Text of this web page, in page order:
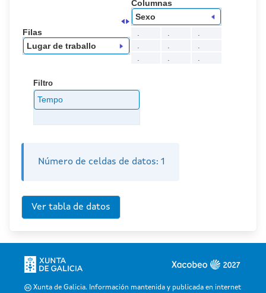
Columnas
Sexo
Filas
Lugar de traballo
Filtro
Tempo
Número de celdas de datos: 1
Xunta de Galicia. Información mantenida y publicada en internet